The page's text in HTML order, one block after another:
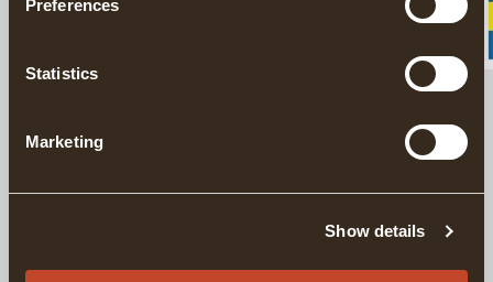
Preferences
Statistics
Marketing
Show details